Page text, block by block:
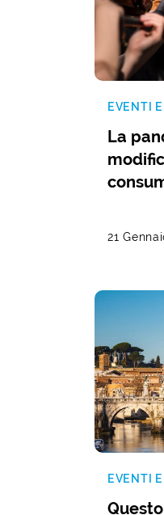
EVENTI
La
21
EVENTI